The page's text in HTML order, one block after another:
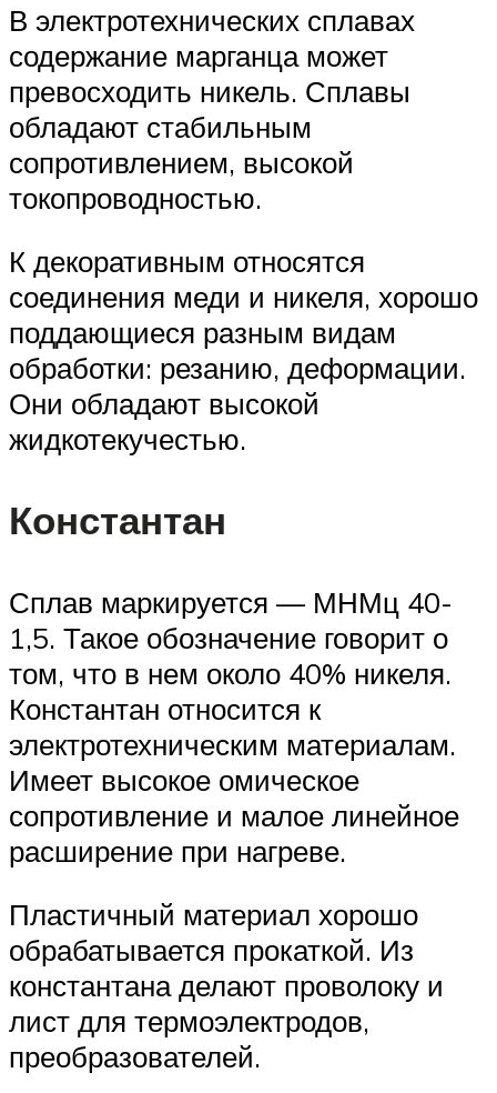
В электротехнических сплавах
содержание марганца может
превосходить никель. Сплавы
обладают стабильным
сопротивлением, высокой
токопроводностью.
К декоративным относятся
соединения меди и никеля, хорошо
поддающиеся разным видам
обработки: резанию, деформации.
Они обладают высокой
жидкотекучестью.
Константан
Сплав маркируется — МНМц 40-
1,5. Такое обозначение говорит о
том, что в нем около 40% никеля.
Константан относится к
электротехническим материалам.
Имеет высокое омическое
сопротивление и малое линейное
расширение при нагреве.
Пластичный материал хорошо
обрабатывается прокаткой. Из
константана делают проволоку и
лист для термоэлектродов,
преобразователей.